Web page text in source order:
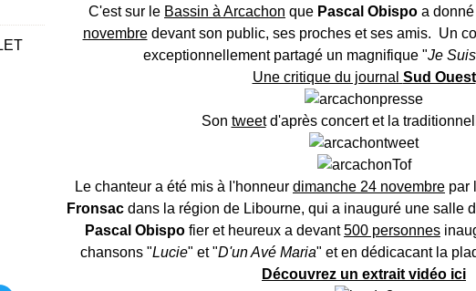
C'est sur le Bassin à Arcachon que Pascal Obispo a
novembredevant son public, ses proches et ses amis. Un
exceptionnellement partagé un magnifique "Je
Une critique du journal Sud Ouest
Son tweetd'après concert et la
Le chanteur a été mis à l'honneur dimanche 24 novembre par
Fronsac dans la région de Libourne, qui a inauguré une salle
Pascal Obispo fier et heureux a devant500 personnes
chansons "Lucie" et "D'un Avé Maria" et en dédicacant la
Découvrez un extrait vidéo ici